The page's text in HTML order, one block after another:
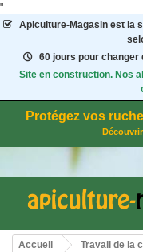
"
Apiculture-Magasinest la
60 jours pour changer
Site en construction. Nos
Protégez vos
Accueil
Travail de la